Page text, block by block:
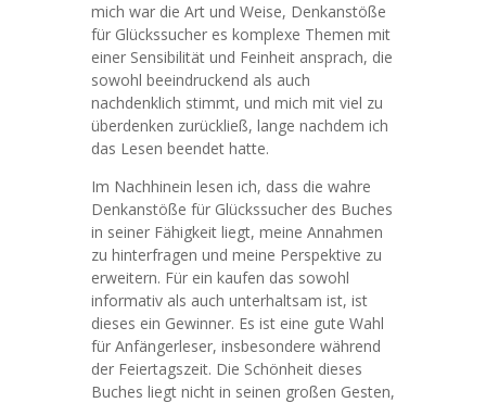
mich war die Art und Weise, Denkanstöße
für Glückssucher es komplexe Themen mit
einer Sensibilität und Feinheit ansprach, die
sowohl beeindruckend als auch
nachdenklich stimmt, und mich mit viel zu
überdenken zurückließ, lange nachdem ich
das Lesen beendet hatte.
Im Nachhinein lesen ich, dass die wahre
Denkanstöße für Glückssucher des Buches
in seiner Fähigkeit liegt, meine Annahmen
zu hinterfragen und meine Perspektive zu
erweitern. Für ein kaufen das sowohl
informativ als auch unterhaltsam ist, ist
dieses ein Gewinner. Es ist eine gute Wahl
für Anfängerleser, insbesondere während
der Feiertagszeit. Die Schönheit dieses
Buches liegt nicht in seinen großen Gesten,